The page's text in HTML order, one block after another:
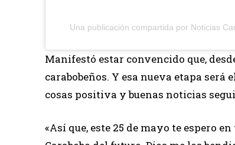
Una publicación compartida por Noticias
Manifestó estar convencido que,
carabobeños. Y esa nueva etapa
cosas positiva y buenas noticias
«Así que, este 25 de mayo te espero